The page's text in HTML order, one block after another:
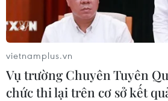
vietnamplus.vn
Vụ trường Chuyên Tuyên
chức thi lại trên cơ sở kết